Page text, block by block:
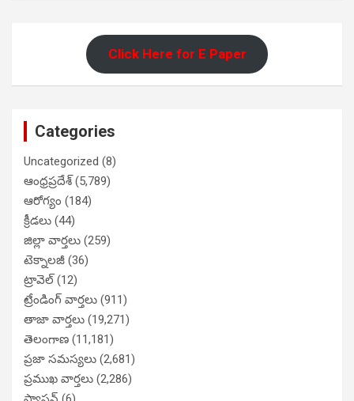
Click Here for E Paper
Categories
Uncategorized (8)
ఆంధ్రప్రదేశ్(5,789)
ఆరోగ్యం (184)
క్రీడలు (44)
జిల్లా వార్తలు (259)
టెక్నాలజీ (36)
ట్రావెల్(12)
ట్రేండింగ్ వార్తలు (911)
తాజా వార్తలు (19,271)
తెలంగాణ (11,181)
ప్రజా సమస్యలు (2,681)
ప్రముఖ వార్తలు (2,286)